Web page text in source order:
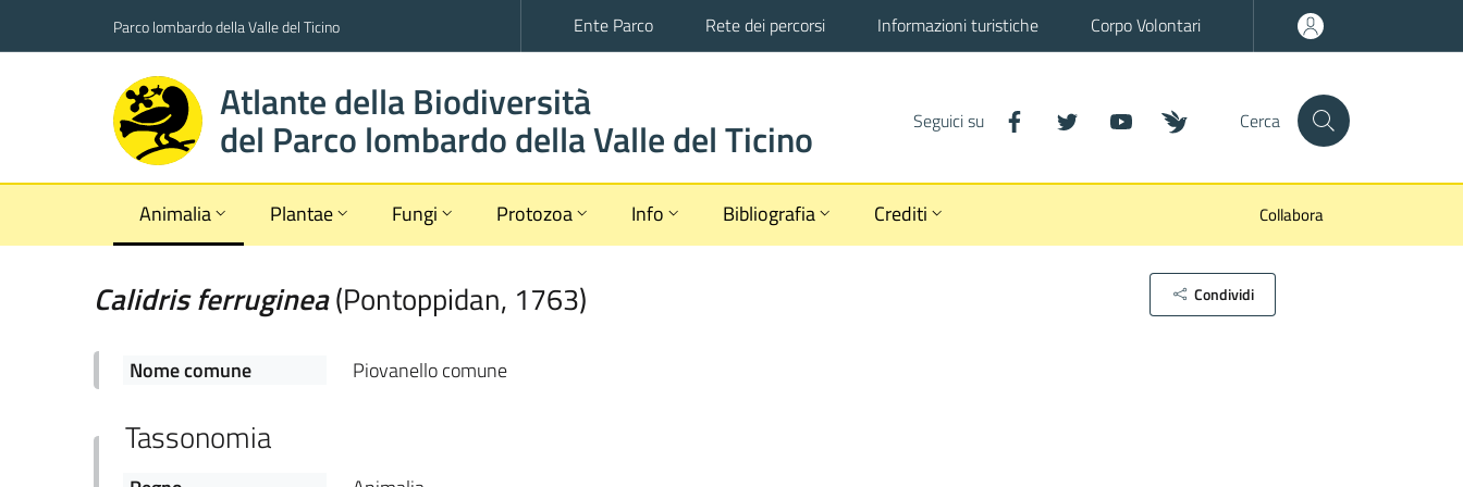
Parco lombardo della Valle del Ticino Ente Parco Rete dei percorsi Informazioni turistiche Corpo Volontari
Atlante della Biodiversità
del Parco lombardo della Valle del Ticino Seguici su it-facebookit-twitter it-youtubewn-inaturalist
Cerca
Animalia Plantae Fungi Protozoa Info Bibliografia Crediti Collabora
Calidrisferruginea(Pontoppidan, 1763) Condividi
Nome comune Piovanello comune
Tassonomia